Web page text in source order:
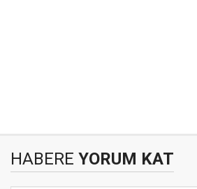
HABERE YORUM KAT